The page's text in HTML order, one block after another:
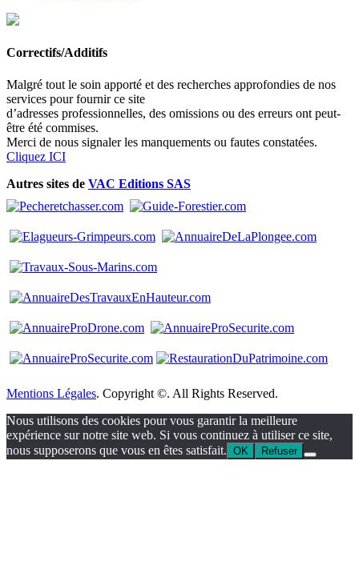
Correctifs/Additifs
Malgré tout le soin apporté et des recherches approfondies de nos
services pour fournir ce site
d’adresses professionnelles, des omissions ou des erreurs ont peut-
être été commises.
Merci de nous signaler les manquements ou fautes constatées.
Cliquez ICI
Autres sites de VAC Editions SAS
Mentions Légales. Copyright ©. All Rights Reserved.
Nous utilisons des cookies pour vous garantir la meilleure
expérience sur notre site web. Si vous continuez à utiliser ce site,
nous supposerons que vous en êtes satisfait. OK Refuser